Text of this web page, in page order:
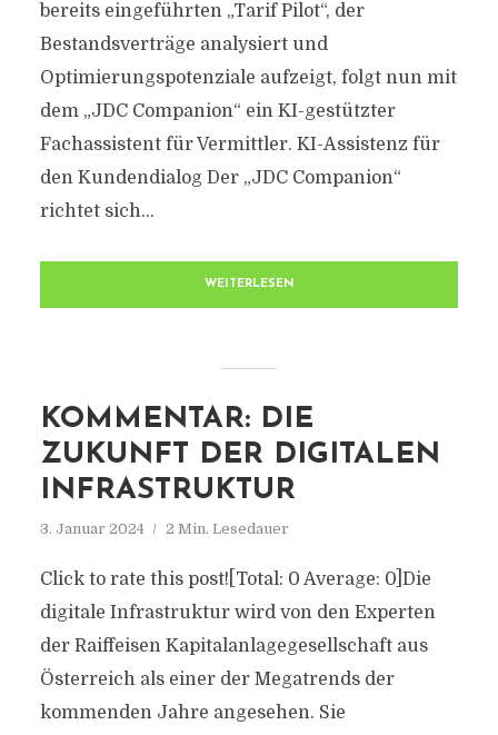
bereits eingeführten „Tarif Pilot“, der
Bestandsverträge analysiert und
Optimierungspotenziale aufzeigt, folgt nun mit
dem „JDC Companion“ ein KI-gestützter
Fachassistent für Vermittler. KI-Assistenz für
den Kundendialog Der „JDC Companion“
richtet sich...
WEITERLESEN
KOMMENTAR: DIE
ZUKUNFT DER DIGITALEN
INFRASTRUKTUR
3. Januar 2024 2 Min. Lesedauer
Click to rate this post![Total: 0 Average: 0]Die
digitale Infrastruktur wird von den Experten
der Raiffeisen Kapitalanlagegesellschaft aus
Österreich als einer der Megatrends der
kommenden Jahre angesehen. Sie